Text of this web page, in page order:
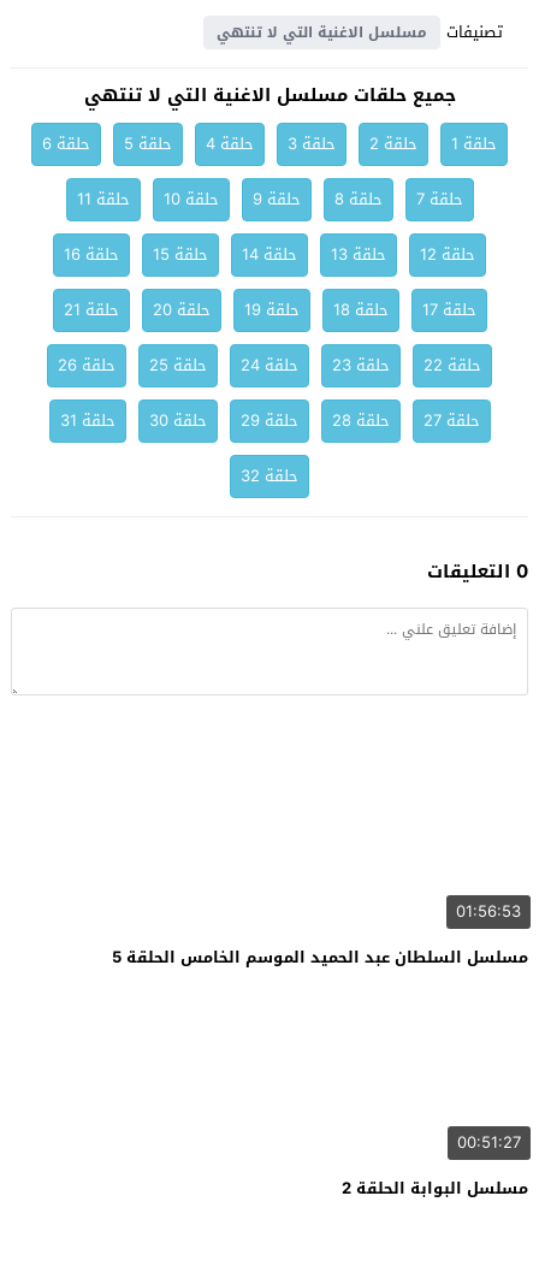
تصنيفات
مسلسل الاغنية التي لا تنتهي
جميع حلقات مسلسل الاغنية التي لا تنتهي
حلقة 1 حلقة 2 حلقة 3 حلقة 4 حلقة 5
حلقة 6
حلقة 7
حلقة 8 حلقة 9 حلقة 10
حلقة 11
حلقة 12
حلقة 13 حلقة 14 حلقة 15
حلقة 16
حلقة 17
حلقة 18 حلقة 19 حلقة 20
حلقة 21
حلقة 22
حلقة 23 حلقة 24 حلقة 25
حلقة 26
حلقة 27
حلقة 28 حلقة 29 حلقة 30
حلقة 31
حلقة 32
0 التعليقات
01:56:53
مسلسل السلطان عبد الحميد الموسم الخامس الحلقة 5
00:51:27
مسلسل البوابة الحلقة 2